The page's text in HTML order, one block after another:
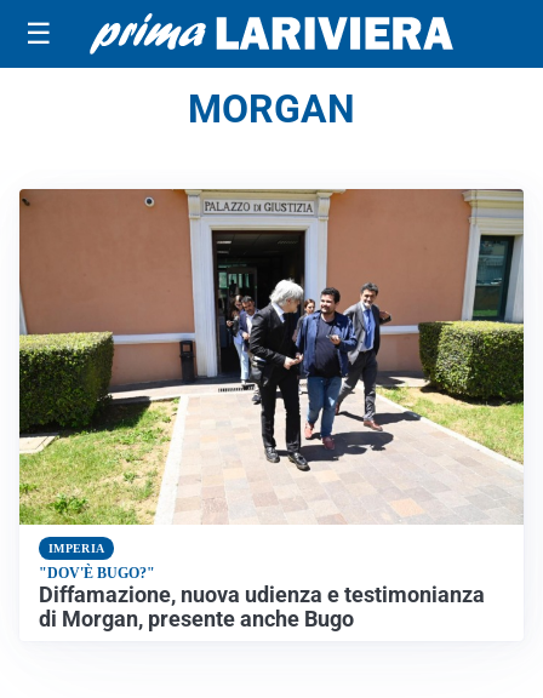
☰
MORGAN
IMPERIA
"DOV'È BUGO?"
Diffamazione, nuova udienza e testimonianza
di Morgan, presente anche Bugo